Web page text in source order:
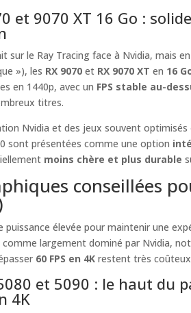
et 9070 XT 16 Go :
sur le Ray Tracing face à Nvidia, mais en
»), les RX 9070et RX 9070 XT en 16
en 1440p, avec un FPS stable au-
titres.
Nvidia et des jeux souvent
sont présentées comme une option
moins chère et plus durable
conseillées
puissance élevée pour maintenir une
largement dominé par Nvidia,
60 FPS en 4Krestent très
et 5090 : le haut du
4K